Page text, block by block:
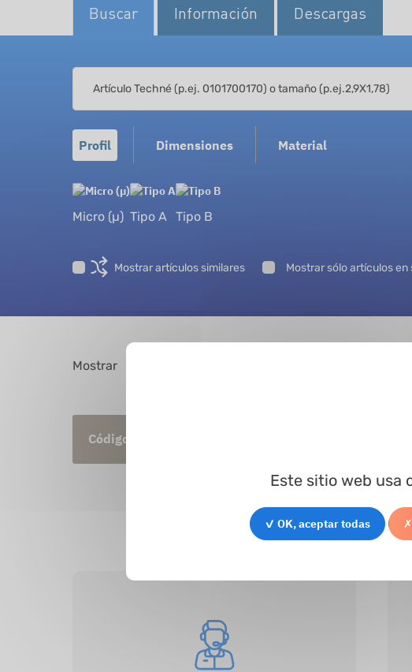
Buscar Información Descargas
Profil Dimensiones Material
Micro (µ) Tipo A Tipo B
Mostrar artículos similares Mostrar sólo artículos en
Mostrar
Código del artículo
Este sitio web usa
✓ OK, aceptar todas